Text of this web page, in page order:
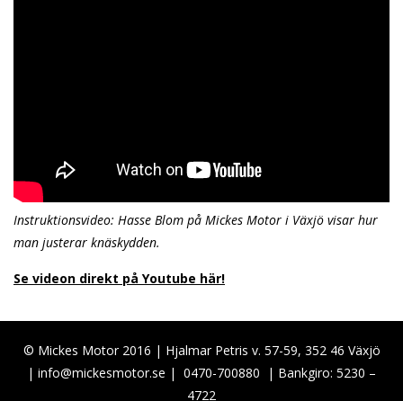
Instruktionsvideo: Hasse Blom på Mickes Motor i Växjö visar hur
man justerar knäskydden.
Se videon direkt på Youtube här!
© Mickes Motor 2016 | Hjalmar Petris v. 57-59, 352 46 Växjö
| info@mickesmotor.se | 0470-700880 | Bankgiro: 5230 –
4722